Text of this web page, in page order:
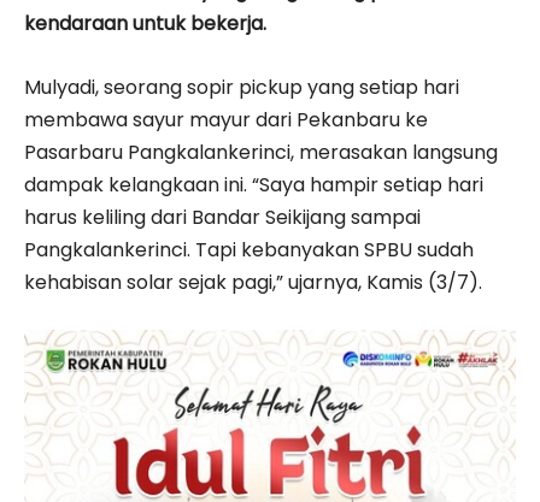
kendaraan untuk bekerja.
Mulyadi, seorang sopir pickup yang setiap hari
membawa sayur mayur dari Pekanbaru ke
Pasarbaru Pangkalankerinci, merasakan langsung
dampak kelangkaan ini. “Saya hampir setiap hari
harus keliling dari Bandar Seikijang sampai
Pangkalankerinci. Tapi kebanyakan SPBU sudah
kehabisan solar sejak pagi,” ujarnya, Kamis (3/7).